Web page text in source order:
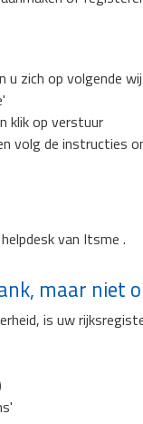
u zich op volgende
klik op verstuur
volg de instructies
van Itsme .
maar niet
is uw